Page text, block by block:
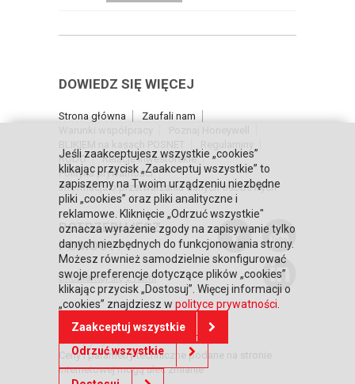
DOWIEDZ SIĘ WIĘCEJ
Strona główna
Zaufali nam
RODO
Relacje inwestorskie
Polityka prywatności
Informacja o przetwarzaniu danych osobowych
POTRZEBUJESZ
POMOCY?
Skontaktuj się z nami
© Copyright 2026 Posnet Polska S.A.
Ceny i parametry techniczne podane na stronie
internetowej mogą ulec zmianie
Jeśli zaakceptujesz wszystkie „cookies”
klikając przycisk „Zaakceptuj wszystkie” to
zapiszemy na Twoim urządzeniu niezbędne
pliki „cookies” oraz pliki analityczne i
reklamowe. Kliknięcie „Odrzuć wszystkie"
oznacza wyrażenie zgody na zapisywanie tylko
danych niezbędnych do funkcjonowania strony.
Możesz również samodzielnie skonfigurować
swoje preferencje dotyczące plików „cookies”
klikając przycisk „Dostosuj”. Więcej informacji o
„cookies” znajdziesz w polityce prywatności
Zaakceptuj wszystkie
Odrzuć wszystkie